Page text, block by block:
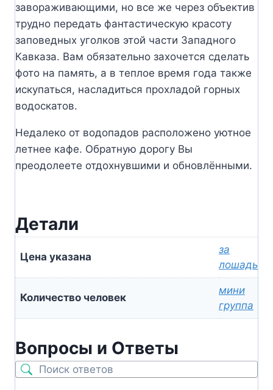
завораживающими, но все же через объектив
трудно передать фантастическую красоту
заповедных уголков этой части Западного
Кавказа. Вам обязательно захочется сделать
фото на память, а в теплое время года также
искупаться, насладиться прохладой горных
водоскатов.
Недалеко от водопадов расположено уютное
летнее кафе. Обратную дорогу Вы
преодолеете отдохнувшими и обновлёнными.
Детали
Цена указана
за
лошадь
Количество человек
мини
группа
Вопросы и Ответы